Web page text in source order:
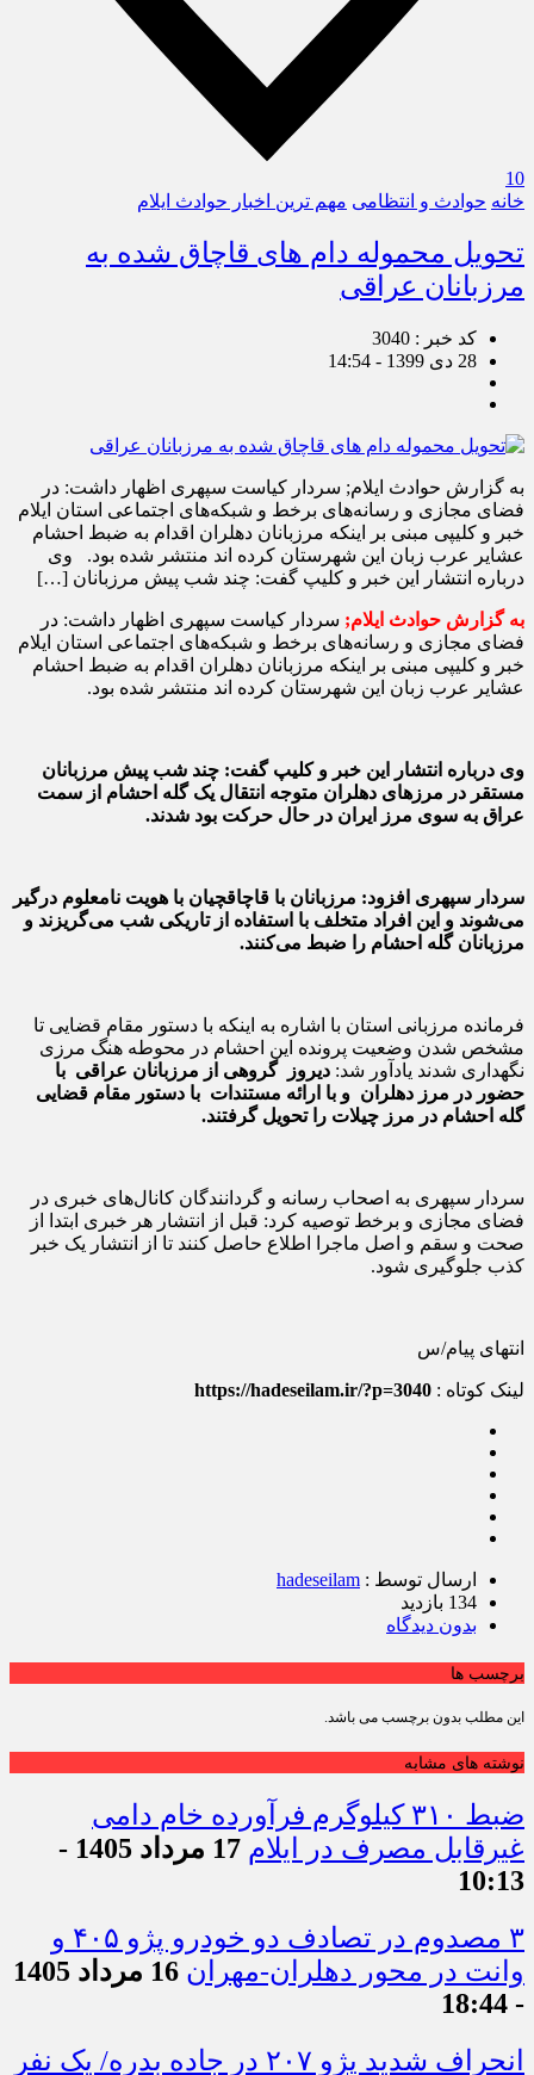
10
خانه حوادث و انتظامی مهم ترین اخبار حوادث ایلام
تحویل محموله دام های قاچاق شده به
مرزبانان عراقی
کد خبر : 3040
28 دی 1399 - 14:54
به گزارش حوادث ایلام; سردار کیاست سپهری اظهار داشت: در
فضای مجازی و رسانه‌های برخط و شبکه‌های اجتماعی استان ایلام
خبر و کلیپی مبنی بر اینکه مرزبانان دهلران اقدام به ضبط احشام
عشایر عرب زبان این شهرستان کرده اند منتشر شده بود. وی
درباره انتشار این خبر و کلیپ گفت: چند شب پیش مرزبانان […]
به گزارش حوادث ایلام; سردار کیاست سپهری اظهار داشت: در
فضای مجازی و رسانه‌های برخط و شبکه‌های اجتماعی استان ایلام
خبر و کلیپی مبنی بر اینکه مرزبانان دهلران اقدام به ضبط احشام
عشایر عرب زبان این شهرستان کرده اند منتشر شده بود.
وی درباره انتشار این خبر و کلیپ گفت: چند شب پیش مرزبانان
مستقر در مرز‌های دهلران متوجه انتقال یک گله احشام از سمت
عراق به سوی مرز ایران در حال حرکت بود شدند.
سردار سپهری افزود: مرزبانان با قاچاقچیان با هویت نامعلوم درگیر
می‌شوند و این افراد متخلف با استفاده از تاریکی شب می‌گریزند و
مرزبانان گله احشام را ضبط می‌کنند.
فرمانده مرزبانی استان با اشاره به اینکه با دستور مقام قضایی تا
مشخص شدن وضعیت پرونده این احشام در محوطه هنگ مرزی
نگهداری شدند یادآور شد: دیروز گروهی از مرزبانان عراقی با
حضور در مرز دهلران و با ارائه مستندات با دستور مقام قضایی
گله احشام در مرز چیلات را تحویل گرفتند.
سردار سپهری به اصحاب رسانه و گردانندگان کانال‌های خبری در
فضای مجازی و برخط توصیه کرد: قبل از انتشار هر خبری ابتدا از
صحت و سقم و اصل ماجرا اطلاع حاصل کنند تا از انتشار یک خبر
کذب جلوگیری شود.
انتهای پیام/س
لینک کوتاه : https://hadeseilam.ir/?p=3040
ارسال توسط : hadeseilam
134 بازدید
بدون دیدگاه
برچسب ها
این مطلب بدون برچسب می باشد.
نوشته های مشابه
ضبط ۳۱۰ کیلوگرم فرآورده خام دامی
غیرقابل مصرف در ایلام
17 مرداد 1405 -
10:13
۳ مصدوم در تصادف دو خودرو پژو ۴۰۵ و
وانت در محور دهلران-مهران
16 مرداد 1405
- 18:44
انحراف شدید پژو ۲۰۷ در جاده بدره/ یک نفر